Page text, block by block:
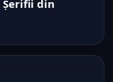
Șerifii din